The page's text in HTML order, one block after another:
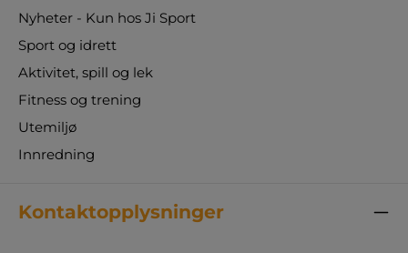
Nyheter - Kun hos Ji Sport
Sport og idrett
Aktivitet, spill og lek
Fitness og trening
Utemiljø
Innredning
Kontaktopplysninger